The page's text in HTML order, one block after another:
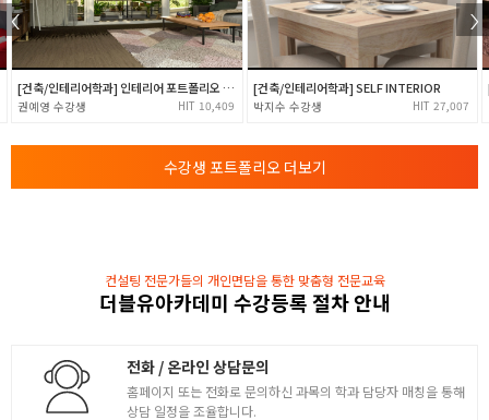
3
수정명령 / 객체변환 / 레이어생성
- Hatch의 정의와 적용 및 수정 방법 학습
- Mline, Mledit, Mstyle을 활용한 벽체 드로잉
- Xref 사용 및 피드백 수정 작업
- Divide Measure, Isometric 사용법 학습
- JCAT 자격 시험 구성 및 응시조건과 출제 유형 확인
- MVIEW, MVSETUP 배치공간 작성하는 요령 파악
- CAT 2급 기출문제 풀이 및 설명
[건축/인테리어학과] 인테리어 포트폴리오 - (주)크리에이티브다 취업
권예영 10,409
[건축/인테리어학과] SELF INTERIOR
박지수 27,007
수강생 포트폴리오 더보기
컨설팅 전문가들의 개인면담을 통한 맞춤형 전문교육
더블유아카데미 수강등록 절차 안내
전화 / 온라인 상담문의
홈페이지 또는 전화로 문의하신 과목의 학과 담당자 매칭을 통해
상담 일정을 조율합니다.